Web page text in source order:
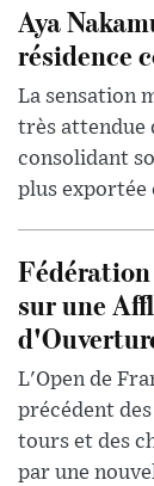
Aya
résidence
La sensation
très attendue
consolidant
plus exportée
sur une
L'Open de
précédent
tours et des
par une